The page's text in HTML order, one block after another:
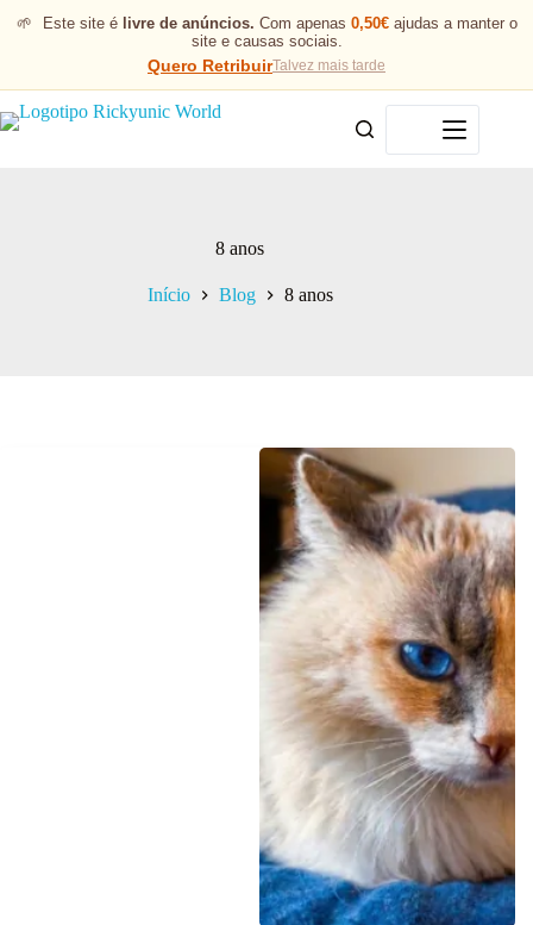
🌱 Este site é livre de anúncios. Com apenas 0,50€ajudas a manter o
site e causas sociais.
Quero RetribuirTalvez mais tarde
Menu
8 anos
Início Blog 8 anos